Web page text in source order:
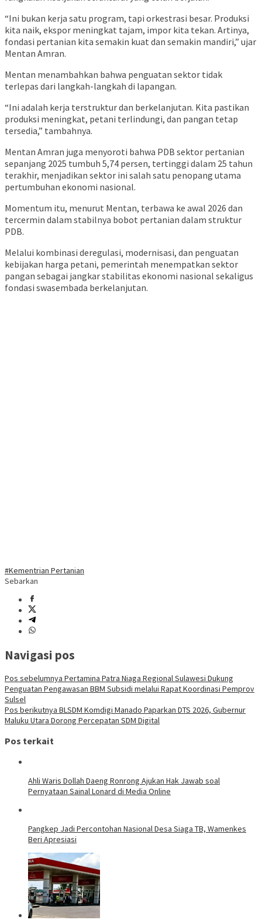
“Ini bukan kerja satu program, tapi orkestrasi besar. Produksi
kita naik, ekspor meningkat tajam, impor kita tekan. Artinya,
fondasi pertanian kita semakin kuat dan semakin mandiri,” ujar
Mentan Amran.
Mentan menambahkan bahwa penguatan sektor tidak
terlepas dari langkah-langkah di lapangan.
“Ini adalah kerja terstruktur dan berkelanjutan. Kita pastikan
produksi meningkat, petani terlindungi, dan pangan tetap
tersedia,” tambahnya.
Mentan Amran juga menyoroti bahwa PDB sektor pertanian
sepanjang 2025 tumbuh 5,74 persen, tertinggi dalam 25 tahun
terakhir, menjadikan sektor ini salah satu penopang utama
pertumbuhan ekonomi nasional.
Momentum itu, menurut Mentan, terbawa ke awal 2026 dan
tercermin dalam stabilnya bobot pertanian dalam struktur
PDB.
Melalui kombinasi deregulasi, modernisasi, dan penguatan
kebijakan harga petani, pemerintah menempatkan sektor
pangan sebagai jangkar stabilitas ekonomi nasional sekaligus
fondasi swasembada berkelanjutan.
#Kementrian Pertanian
Sebarkan
Navigasi pos
Pos sebelumnya Pertamina Patra Niaga Regional Sulawesi Dukung
Penguatan Pengawasan BBM Subsidi melalui Rapat Koordinasi Pemprov
Sulsel
Pos berikutnya BLSDM Komdigi Manado Paparkan DTS 2026, Gubernur
Maluku Utara Dorong Percepatan SDM Digital
Pos terkait
Ahli Waris Dollah Daeng Ronrong Ajukan Hak Jawab soal
Pernyataan Sainal Lonard di Media Online
Pangkep Jadi Percontohan Nasional Desa Siaga TB, Wamenkes
Beri Apresiasi